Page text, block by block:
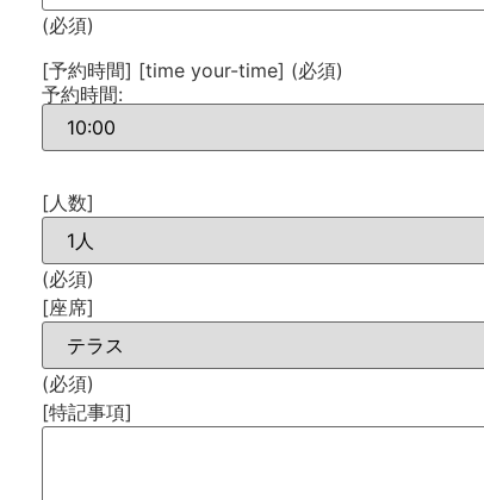
(必須)
[予約時間] [time your-time] (必須)
予約時間:
[人数]
(必須)
[座席]
(必須)
[特記事項]